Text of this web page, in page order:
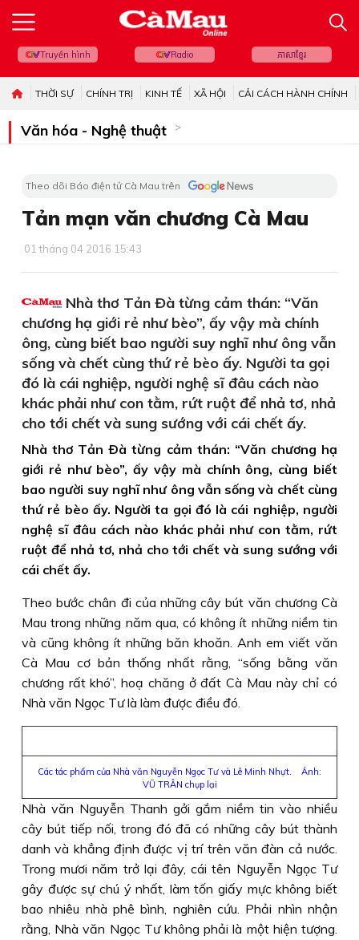
Truyền hình Radio ភាសាខ្មែរ
THỜI SỰ CHÍNH TRỊ KINH TẾ XÃ HỘI CẢI CÁCH HÀNH CHÍNH
Văn hóa - Nghệ thuật
Theo dõi Báo điện tử Cà Mau trên
Tản mạn văn chương Cà Mau
01 tháng 04 2016 15:43
Nhà thơ Tản Ðà từng cảm thán: “Văn
chương hạ giới rẻ như bèo”, ấy vậy mà chính
ông, cùng biết bao người suy nghĩ như ông vẫn
sống và chết cùng thứ rẻ bèo ấy. Người ta gọi
đó là cái nghiệp, người nghệ sĩ đâu cách nào
khác phải như con tằm, rứt ruột để nhả tơ, nhả
cho tới chết và sung sướng với cái chết ấy.
Nhà thơ Tản Ðà từng cảm thán: “Văn chương hạ
giới rẻ như bèo”, ấy vậy mà chính ông, cùng biết
bao người suy nghĩ như ông vẫn sống và chết cùng
thứ rẻ bèo ấy. Người ta gọi đó là cái nghiệp, người
nghệ sĩ đâu cách nào khác phải như con tằm, rứt
ruột để nhả tơ, nhả cho tới chết và sung sướng với
cái chết ấy.
Theo bước chân đi của những cây bút văn chương Cà
Mau trong những năm qua, có không ít những niềm tin
và cũng không ít những băn khoăn. Anh em viết văn
Cà Mau cơ bản thống nhất rằng, “sống bằng văn
chương rất khó”, hoạ chăng ở đất Cà Mau này chỉ có
Nhà văn Ngọc Tư là làm được điều đó.
Các tác phẩm của Nhà văn Nguyễn Ngọc Tư và Lê Minh Nhựt. Ảnh:
VŨ TRÂN chụp lại
Nhà văn Nguyễn Thanh gởi gắm niềm tin vào nhiều
cây bút tiếp nối, trong đó đã có những cây bút thành
danh và khẳng định được vị trí trên văn đàn cả nước.
Trong mươi năm trở lại đây, cái tên Nguyễn Ngọc Tư
gây được sự chú ý nhất, làm tốn giấy mực không biết
bao nhiêu nhà phê bình, nghiên cứu. Phải nhìn nhận
rằng, Nhà văn Ngọc Tư không phải là một hiện tượng.